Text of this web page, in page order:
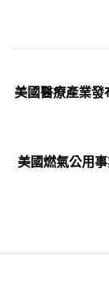
美國醫療產業
美國燃氣公用